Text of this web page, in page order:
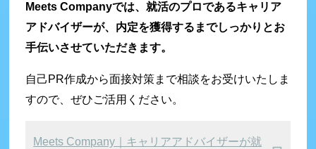
Meets Companyでは、就活のプロであるキャリア
アドバイザーが、内定を獲得するまでしっかりとお
手伝いさせていただきます。
自己PR作成から面接対策まで相談をお受けいたしま
すので、ぜひご活用ください。
Meets Company｜キャリアアドバイザーが就